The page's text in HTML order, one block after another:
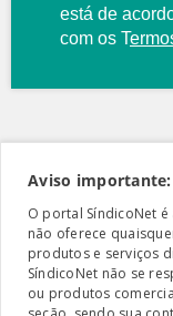
está de
com os T
Aviso importante:
O portal SíndicoNet
não oferece
produtos e serviços
SíndicoNet não se
ou produtos